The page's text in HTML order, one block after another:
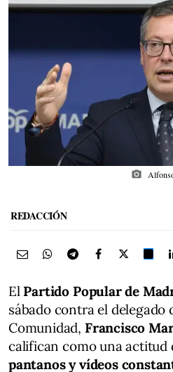
photo_camera
REDACCIÓN
El Partido Popular de
sábado contra el delegado
Comunidad, Francisco
califican como una actitud
pantanos y vídeos